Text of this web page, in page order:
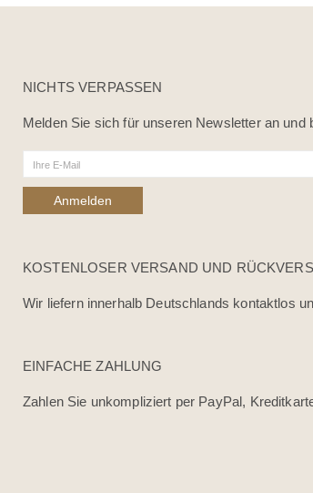
NICHTS VERPASSEN
Melden Sie sich für unseren Newsletter an und
KOSTENLOSER VERSAND UND
Wir liefern innerhalb Deutschlands kontaktlos
EINFACHE ZAHLUNG
Zahlen Sie unkompliziert per PayPal,